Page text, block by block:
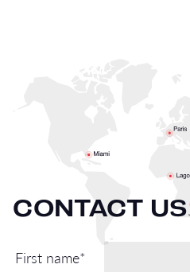
CONTACT US
First name*